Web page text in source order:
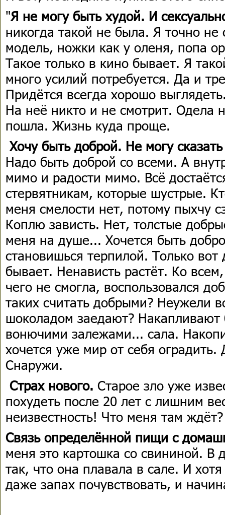
"Я не могу быть худой. И
никогда такой не была. Я точно не
модель, ножки как у оленя, попа
Такое только в кино бывает. Я
много усилий потребуется. Да и
Придётся всегда хорошо
На неё никто и не смотрит. Одела
пошла. Жизнь куда проще.
Хочу быть доброй. Не могу
Надо быть доброй со всеми. А
мимо и радости мимо. Всё
стервятникам, которые шустрые.
меня смелости нет, потому пыхчу
Коплю зависть. Нет, толстые
меня на душе... Хочется быть
становишься терпилой. Только
бывает. Ненависть растёт. Ко
чего не смогла, воспользовался
таких считать добрыми? Неужели
шоколадом заедают?
вонючими залежами... сала.
хочется уже мир от себя оградить.
Снаружи.
Страх нового. Старое зло уже
похудеть после 20 лет с лишним
неизвестность! Что меня там
Связь определённой пищи с
меня это картошка со свининой. В
так, что она плавала в сале. И
даже запах почувствовать, и